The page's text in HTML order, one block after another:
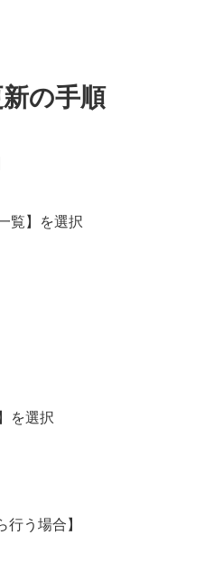
の手順
覧】を選択
を選択
行う場合】